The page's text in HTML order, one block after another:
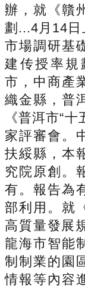
辦，就《贛
劃...4月14
市場調研基
建传授率規
市，中商產
織金縣，普
《普洱市“
家評審會。
扶綏縣，本
究院原創。
有。報告為
部利用。就
高質量發展
龍海市智能
制制業的園
情報等內容